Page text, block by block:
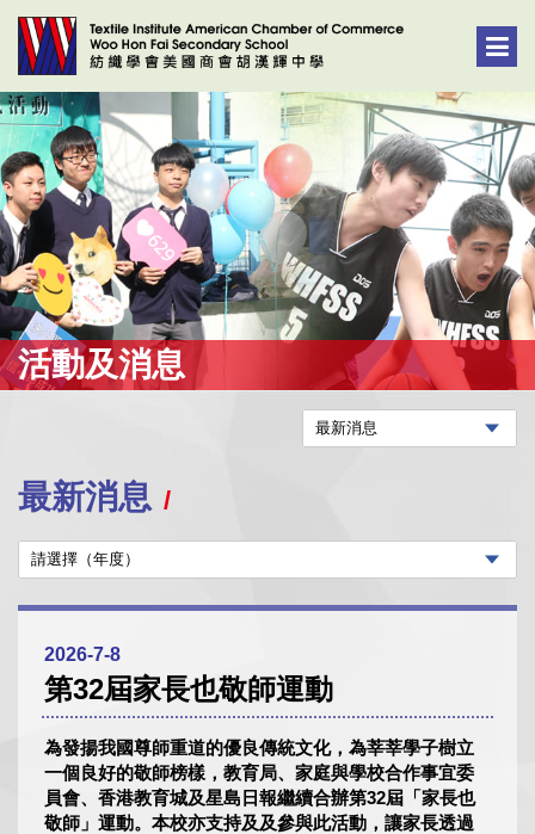
活動及消息
最新消息
2026-7-8
第32屆家長也敬師運動
為發揚我國尊師重道的優良傳統文化，為莘莘學子樹立
一個良好的敬師榜樣，教育局、家庭與學校合作事宜委
員會、香港教育城及星島日報繼續合辦第32屆「家長也
敬師」運動。本校亦支持及及參與此活動，讓家長透過